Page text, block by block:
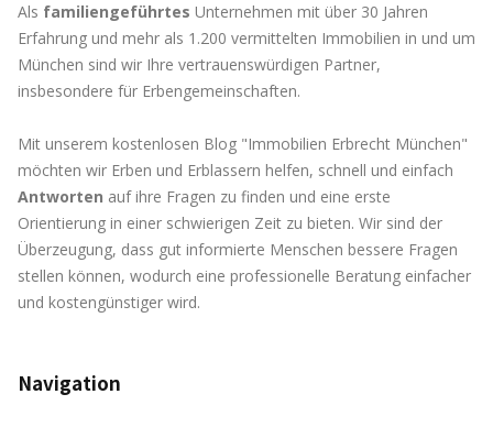
Als familiengeführtes Unternehmen mit über 30 Jahren
Erfahrung und mehr als 1.200 vermittelten Immobilien in und um
München sind wir Ihre vertrauenswürdigen Partner,
insbesondere für Erbengemeinschaften.
Mit unserem kostenlosen Blog "Immobilien Erbrecht München"
möchten wir Erben und Erblassern helfen, schnell und einfach
Antworten auf ihre Fragen zu finden und eine erste
Orientierung in einer schwierigen Zeit zu bieten. Wir sind der
Überzeugung, dass gut informierte Menschen bessere Fragen
stellen können, wodurch eine professionelle Beratung einfacher
und kostengünstiger wird.
Navigation